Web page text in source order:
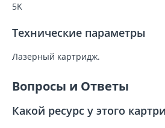
5K
Технические параметры
Лазерный картридж.
Вопросы и Ответы
Какой ресурс у этого